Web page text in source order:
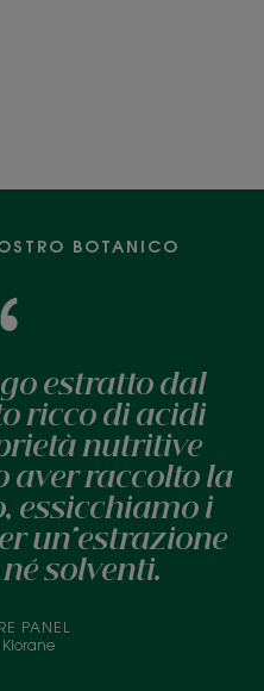
BOTANICO
estratto dal
ricco di acidi
nutritive
aver raccolto la
essicchiamo i
un'estrazione
solventi.
PANEL